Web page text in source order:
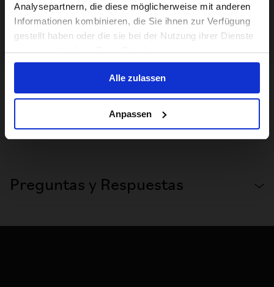
Analysepartnern, die diese möglicherweise mit anderen
Informationen kombinieren, die Sie ihnen zur Verfügung
gestellt haben oder die sie bei der Nutzung ihrer Dienste
gesammelt haben. Zeige Details
Alle zulassen
Anpassen
Preguntas y Respuestas
US website
No, stay here